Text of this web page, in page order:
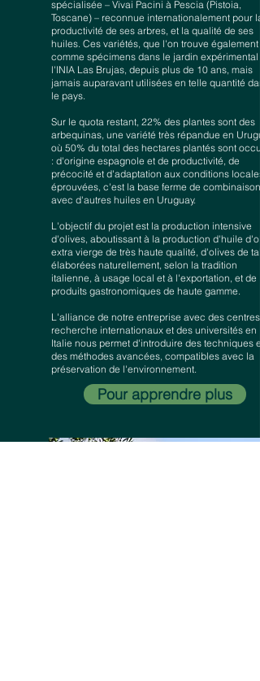
spécialisée – Vivai Pacini à Pescia (Pistoia,
Toscane) – reconnue internationalement pour la
productivité de ses arbres, et la qualité de ses
huiles. Ces variétés, que l'on trouve également
comme spécimens dans le jardin expérimental
l'INIA Las Brujas, depuis plus de 10 ans, mais
jamais auparavant utilisées en telle quantité
le pays.
Sur le quota restant, 22% des plantes sont des
arbequinas, une variété très répandue en
où 50% du total des hectares plantés sont
: d'origine espagnole et de productivité, de
précocité et d'adaptation aux conditions locales
éprouvées, c'est la base ferme de combinaisons
avec d'autres huiles en Uruguay.
L'objectif du projet est la production intensive
d'olives, aboutissant à la production d'huile
extra vierge de très haute qualité, d'olives de
élaborées naturellement, selon la tradition
italienne, à usage local et à l'exportation, et de
produits gastronomiques de haute gamme.
L'alliance de notre entreprise avec des centres
recherche internationaux et des universités en
Italie nous permet d'introduire des techniques et
des méthodes avancées, compatibles avec la
préservation de l'environnement.
Pour apprendre plus